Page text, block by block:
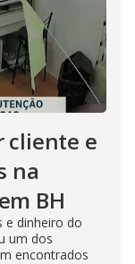
cliente e
na
BH
e dinheiro do
um dos
encontrados